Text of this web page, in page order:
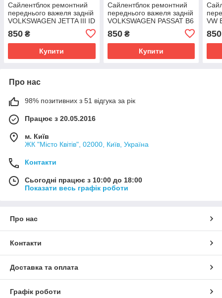
Сайлентблок ремонтний
переднього важеля задній
VOLKSWAGEN JETTA III ID
OEM:1K0407183E
поліуретан
850 ₴
Купити
Сайлентблок ремонтний
переднього важеля задній
VOLKSWAGEN PASSAT B6
OEM:1K0407183E
поліуретан
850₴
Купити
VW
850
Про нас
98% позитивних з 51 відгука за рік
Працює з 20.05.2016
м. Київ
ЖК "Місто Квітів", 02000, Київ, Україна
Контакти
Сьогодні працює з 10:00 до 18:00
Показати весь графік роботи
Про нас
Контакти
Доставка та оплата
Графік роботи